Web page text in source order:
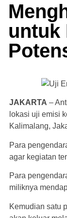
untuk
JAKARTA –
lokasi uji emisi
Kalimalang,
Para
agar kegiatan
Para
miliknya
Kemudian satu